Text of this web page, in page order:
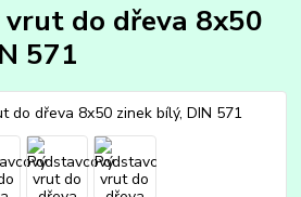
do dřeva 8x50
571